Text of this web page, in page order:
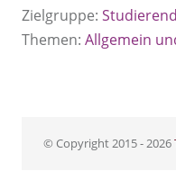
Zielgruppe:
Themen: Allgemein
© Copyright 2015 - 2026